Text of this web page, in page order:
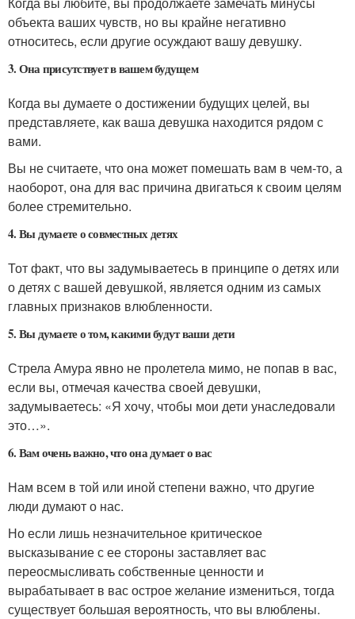
объекта ваших чувств, но вы крайне негативно
относитесь, если другие осуждают вашу девушку.
3. Она присутствует в вашем будущем
Когда вы думаете о достижении будущих целей, вы
представляете, как ваша девушка находится рядом с
вами.
Вы не считаете, что она может помешать вам в чем-то, а
наоборот, она для вас причина двигаться к своим целям
более стремительно.
4. Вы думаете о совместных детях
Тот факт, что вы задумываетесь в принципе о детях или
о детях с вашей девушкой, является одним из самых
главных признаков влюбленности.
5. Вы думаете о том, какими будут ваши дети
Стрела Амура явно не пролетела мимо, не попав в вас,
если вы, отмечая качества своей девушки,
задумываетесь: «Я хочу, чтобы мои дети унаследовали
это…».
6. Вам очень важно, что она думает о вас
Нам всем в той или иной степени важно, что другие
люди думают о нас.
Но если лишь незначительное критическое
высказывание с ее стороны заставляет вас
переосмысливать собственные ценности и
вырабатывает в вас острое желание измениться, тогда
существует большая вероятность, что вы влюблены.